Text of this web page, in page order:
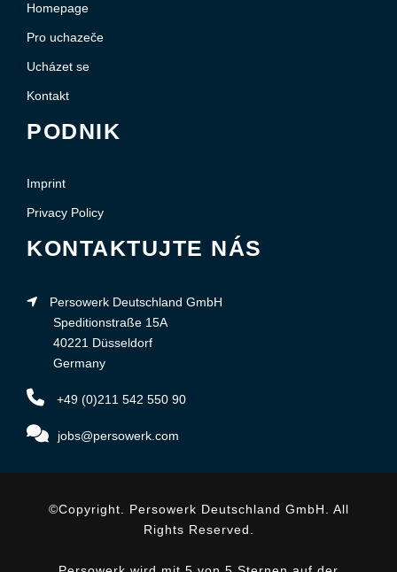
Homepage
Pro uchazeče
Ucházet se
Kontakt
PODNIK
Imprint
Privacy Policy
KONTAKTUJTE NÁS
Persowerk Deutschland GmbH
Speditionstraße 15A
40221 Düsseldorf
Germany
+49 (0)211 542 550 90
jobs@persowerk.com
©Copyright. Persowerk Deutschland GmbH. All
Rights Reserved.